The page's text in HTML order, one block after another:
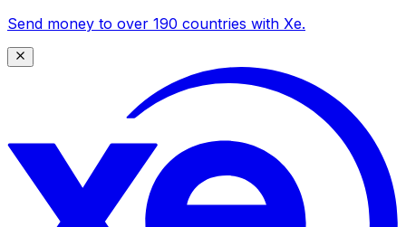
Send money to over 190 countries with Xe.